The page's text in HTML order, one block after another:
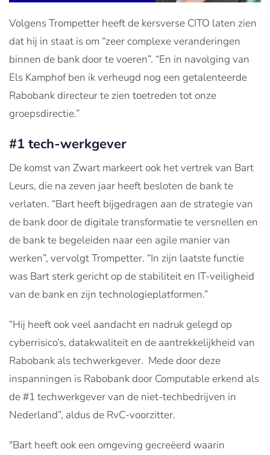
Volgens Trompetter heeft de kersverse CITO laten zien
dat hij in staat is om “zeer complexe veranderingen
binnen de bank door te voeren”. “En in navolging van
Els Kamphof ben ik verheugd nog een getalenteerde
Rabobank directeur te zien toetreden tot onze
groepsdirectie.”
#1 tech-werkgever
De komst van Zwart markeert ook het vertrek van Bart
Leurs, die na zeven jaar heeft besloten de bank te
verlaten. “Bart heeft bijgedragen aan de strategie van
de bank door de digitale transformatie te versnellen en
de bank te begeleiden naar een agile manier van
werken”, vervolgt Trompetter. “In zijn laatste functie
was Bart sterk gericht op de stabiliteit en IT-veiligheid
van de bank en zijn technologieplatformen.”
“Hij heeft ook veel aandacht en nadruk gelegd op
cyberrisico’s, datakwaliteit en de aantrekkelijkheid van
Rabobank als techwerkgever. Mede door deze
inspanningen is Rabobank door Computable erkend als
de #1 techwerkgever van de niet-techbedrijven in
Nederland”, aldus de RvC-voorzitter.
"Bart heeft ook een omgeving gecreëerd waarin